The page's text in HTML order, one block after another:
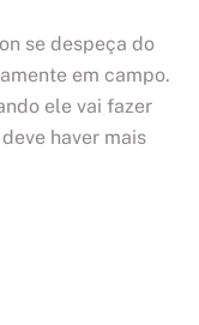
se despeça do
em campo.
ele vai fazer
haver mais